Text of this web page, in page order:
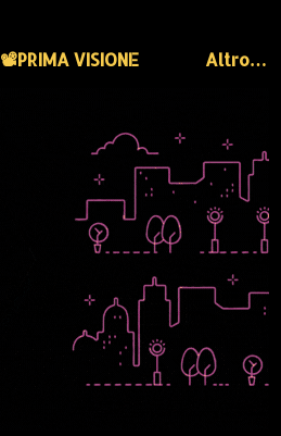
📽️PRIMA VISIONE Altro…